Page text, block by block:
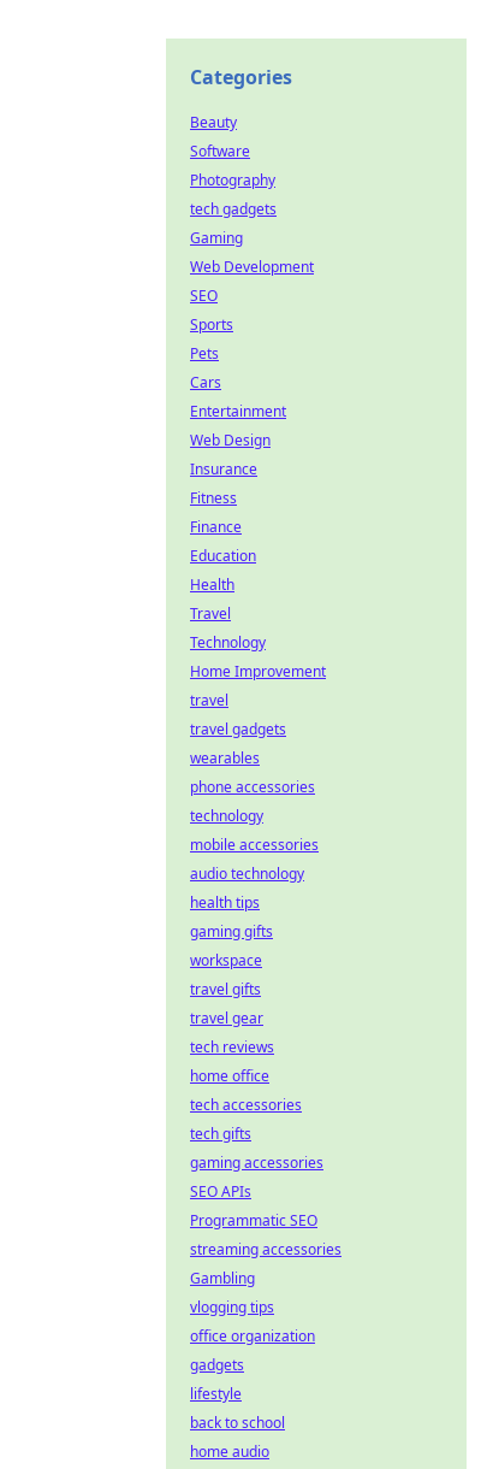
Categories
Beauty
Software
Photography
tech gadgets
Gaming
Web Development
SEO
Sports
Pets
Cars
Entertainment
Web Design
Insurance
Fitness
Finance
Education
Health
Travel
Technology
Home Improvement
travel
travel gadgets
wearables
phone accessories
technology
mobile accessories
audio technology
health tips
gaming gifts
workspace
travel gifts
travel gear
tech reviews
home office
tech accessories
tech gifts
gaming accessories
SEO APIs
Programmatic SEO
streaming accessories
Gambling
vlogging tips
office organization
gadgets
lifestyle
back to school
home audio